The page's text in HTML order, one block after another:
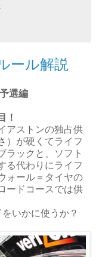
ール解説
選編
！
アストンの独占供
）が硬くてライフ
ラックと、ソフト
る代わりにライフ
ォール＝タイヤの
ードコースでは供
をいかに使うか？